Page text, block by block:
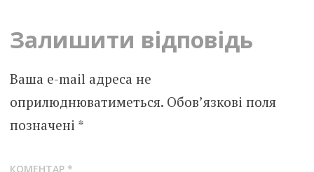
Залишити відповідь
Ваша e-mail адреса не
оприлюднюватиметься. Обов’язкові поля
позначені *
КОМЕНТАР *